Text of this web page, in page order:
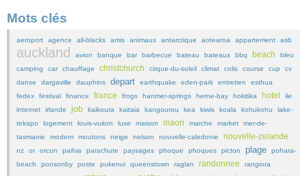
Mots clés
aeroport agence all-blacks amis animaux antarctique aotearoa appartement asb
auckland avion banque bar barbecue bateau bateaux bbq beach
bleu
camping
car chauffage christchurch cirque-du-soleil climat colis course cup
cv
danse
dargaville dauphins depart earthquake eden-park entretien
esthua
fedex
festival finance france frogs hanmer-springs herne-bay hokitika hotel
ile
internet
irlande job kaikoura kaitaia kangourou kea kiwis koala kohukohu
lake-
tekapo
logement louis-vuiton luxe maison maori marche market
mer-de-
tasmanie
modem moutons neige nelson nouvelle-caledonie nouvelle-zelande
nz or orcon paihia parachute paysages phoque phoques picton plage
pohara-
beach
ponsonby poste pukenui queenstown raglan randonnee
rangiora